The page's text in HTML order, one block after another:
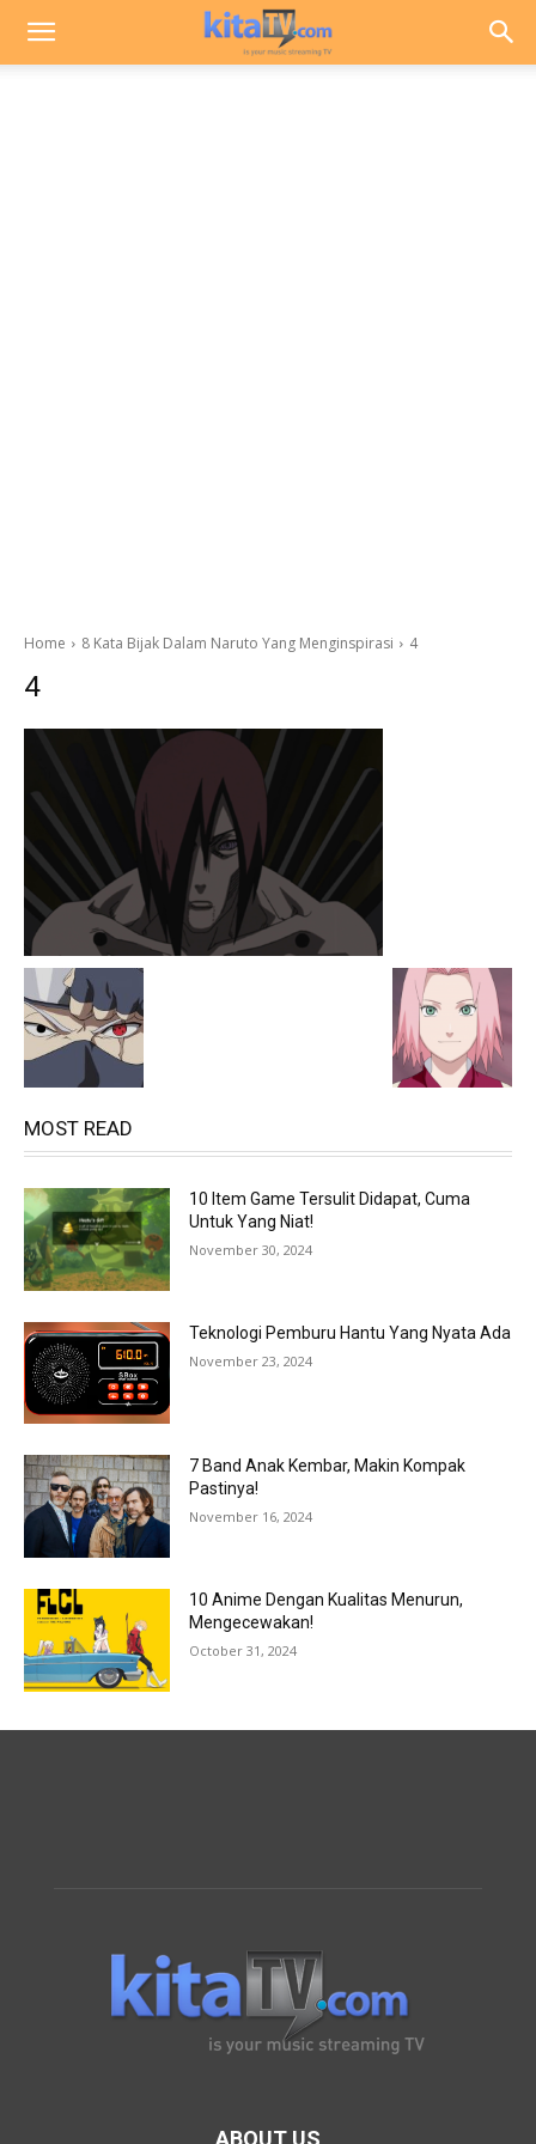
Home 8 Kata Bijak Dalam Naruto Yang Menginspirasi 4
4
MOST READ
10 Item Game Tersulit Didapat, Cuma
Untuk Yang Niat!
November 30, 2024
Teknologi Pemburu Hantu Yang Nyata Ada
November 23, 2024
7 Band Anak Kembar, Makin Kompak
Pastinya!
November 16, 2024
10 Anime Dengan Kualitas Menurun,
Mengecewakan!
October 31, 2024
ABOUT US